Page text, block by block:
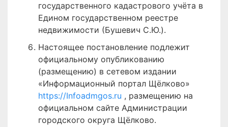
государственного кадастрового учёта в
Едином государственном реестре
недвижимости (Бушевич С.Ю.).
Настоящее постановление подлежит
официальному опубликованию
(размещению) в сетевом издании
«Информационный портал Щёлково»
https://Infoadmgos.ru , размещению на
официальном сайте Администрации
городского округа Щёлково.